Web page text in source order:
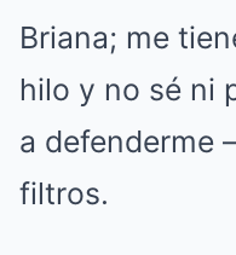
Briana; me
hilo y no sé ni
a defenderme
filtros.